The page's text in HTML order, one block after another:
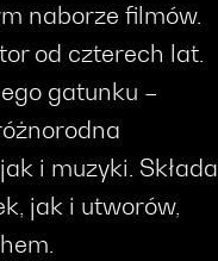
naborze filmów.
od czterech lat.
gatunku –
i muzyki. Składa
jak i utworów,